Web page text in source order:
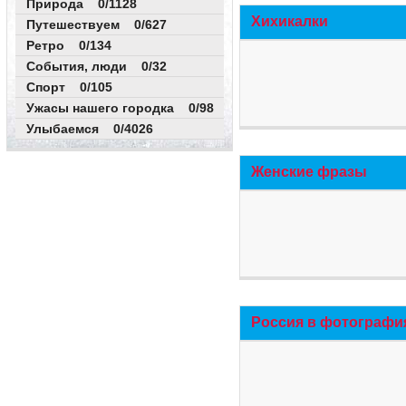
Природа 0/1128
Путешествуем 0/627
Ретро 0/134
События, люди 0/32
Спорт 0/105
Ужасы нашего городка 0/98
Улыбаемся 0/4026
Хихикалки
Женские фразы
Россия в